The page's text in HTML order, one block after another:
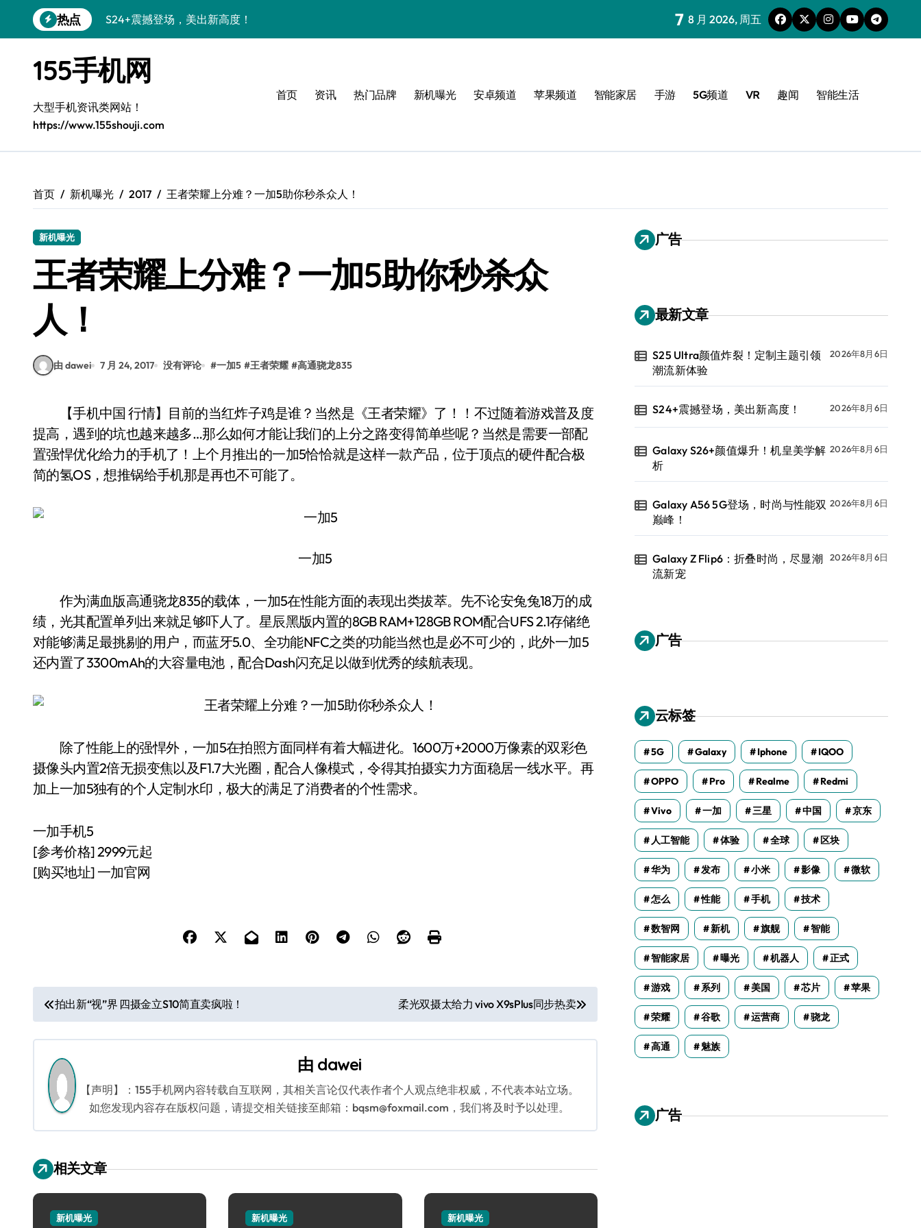
到
热点
S24+震撼登场，美出新高度！
Galaxy A56 5G登场，时尚与性能双巅峰！
Galaxy Z Flip6：折叠时尚，尽显潮流新宠
三星Galaxy S26发布：个性美化全攻略
Galaxy S25美颜秘籍：个性定制炫酷玩法
Galaxy C55 5G登场，演绎三星美学新巅峰
S25 Ultra颜值炸裂！定制主题引领潮流新体验
7 8 月 2026, 周五
155手机网
大型手机资讯类网站！
https://www.155shouji.com
首页 资讯 热门品牌 新机曝光 安卓频道 苹果频道 智能家居 手游 5G频道 VR 趣闻 智能生活
首页 新机曝光 2017 王者荣耀上分难？一加5助你秒杀众人！
新机曝光
王者荣耀上分难？一加5助你秒杀众
人！
由 dawei 7 月 24, 2017 没有评论 #一加5 #王者荣耀 #高通骁龙835
【手机中国 行情】目前的当红炸子鸡是谁？当然是《王者荣耀》了！！不过随着游戏普及度
提高，遇到的坑也越来越多…那么如何才能让我们的上分之路变得简单些呢？当然是需要一部配
置强悍优化给力的手机了！上个月推出的一加5恰恰就是这样一款产品，位于顶点的硬件配合极
简的氢OS，想推锅给手机那是再也不可能了。
一加5
作为满血版高通骁龙835的载体，一加5在性能方面的表现出类拔萃。先不论安兔兔18万的成
绩，光其配置单列出来就足够吓人了。星辰黑版内置的8GB RAM+128GB ROM配合UFS 2.1存储绝
对能够满足最挑剔的用户，而蓝牙5.0、全功能NFC之类的功能当然也是必不可少的，此外一加5
还内置了3300mAh的大容量电池，配合Dash闪充足以做到优秀的续航表现。
除了性能上的强悍外，一加5在拍照方面同样有着大幅进化。1600万+2000万像素的双彩色
摄像头内置2倍无损变焦以及F1.7大光圈，配合人像模式，令得其拍摄实力方面稳居一线水平。再
加上一加5独有的个人定制水印，极大的满足了消费者的个性需求。
一加手机5
[参考价格] 2999元起
[购买地址] 一加官网
文
章
导
航
拍出新“视”界 四摄金立S10简直卖疯啦！ 柔光双摄太给力 vivo X9sPlus同步热卖
由 dawei
【声明】：155手机网内容转载自互联网，其相关言论仅代表作者个人观点绝非权威，不代表本站立场。
如您发现内容存在版权问题，请提交相关链接至邮箱：bqsm@foxmail.com，我们将及时予以处理。
相关文章
新机曝光 新机曝光 新机曝光
广告
最新文章
S25 Ultra颜值炸裂！定制主题引领
潮流新体验
2026年8月6日
S24+震撼登场，美出新高度！ 2026年8月6日
Galaxy S26+颜值爆升！机皇美学解
析
2026年8月6日
Galaxy A56 5G登场，时尚与性能双
巅峰！
2026年8月6日
Galaxy Z Flip6：折叠时尚，尽显潮
流新宠
2026年8月6日
广告
云标签
5G Galaxy Iphone IQOO
OPPO Pro Realme Redmi
Vivo 一加 三星 中国 京东
人工智能 体验 全球 区块
华为 发布 小米 影像 微软
怎么 性能 手机 技术
数智网 新机 旗舰 智能
智能家居 曝光 机器人 正式
游戏 系列 美国 芯片 苹果
荣耀 谷歌 运营商 骁龙
高通 魅族
广告